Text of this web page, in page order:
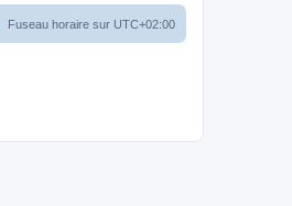
Fuseau horaire sur UTC+02:00